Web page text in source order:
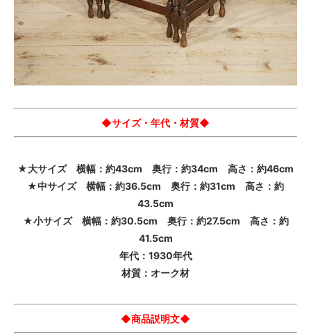
◆サイズ・年代・材質◆
★大サイズ 横幅：約43cm 奥行：約34cm 高さ：約46cm
★中サイズ 横幅：約36.5cm 奥行：約31cm 高さ：約
43.5cm
★小サイズ 横幅：約30.5cm 奥行：約27.5cm 高さ：約
41.5cm
年代：1930年代
材質：オーク材
◆商品説明文◆